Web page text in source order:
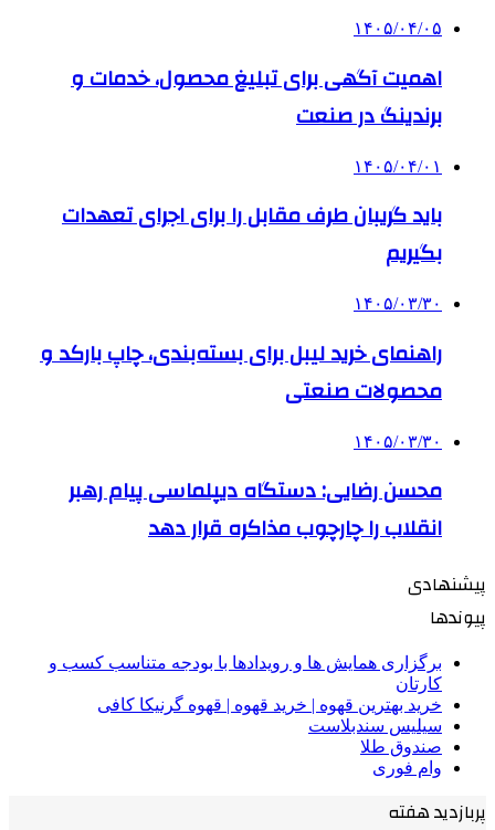
۱۴۰۵/۰۴/۰۵
اهمیت آگهی برای تبلیغ محصول، خدمات و
برندینگ در صنعت
۱۴۰۵/۰۴/۰۱
باید گریبان طرف مقابل را برای اجرای تعهدات
بگیریم
۱۴۰۵/۰۳/۳۰
راهنمای خرید لیبل برای بسته‌بندی، چاپ بارکد و
محصولات صنعتی
۱۴۰۵/۰۳/۳۰
محسن رضایی: دستگاه دیپلماسی پیام رهبر
انقلاب را چارچوب مذاکره قرار دهد
پیشنهادی
پیوندها
برگزاری همایش ها و رویدادها با بودجه متناسب کسب و
کارتان
خرید بهترین قهوه | خرید قهوه | قهوه گرنیکا کافی
سیلیس سندبلاست
صندوق طلا
وام فوری
پربازدید هفته